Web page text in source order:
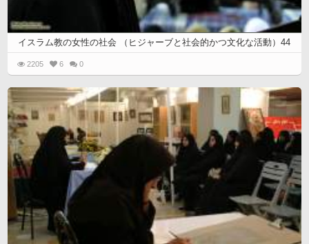
イスラム教の女性の社会 （ヒジャーブと社会的かつ文化な活動）44
2205 6 0